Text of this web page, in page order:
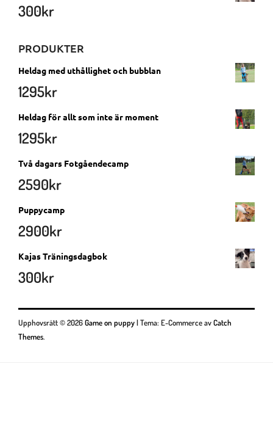
300kr
PRODUKTER
Heldag med uthållighet och bubblan
1295kr
Heldag för allt som inte är moment
1295kr
Två dagars Fotgåendecamp
2590kr
Puppycamp
2900kr
Kajas Träningsdagbok
300kr
Upphovsrätt © 2026Game on puppy|Tema: E-Commerce avCatch
Themes.